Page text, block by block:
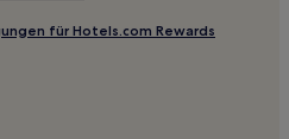
für Hotels.com Rewards